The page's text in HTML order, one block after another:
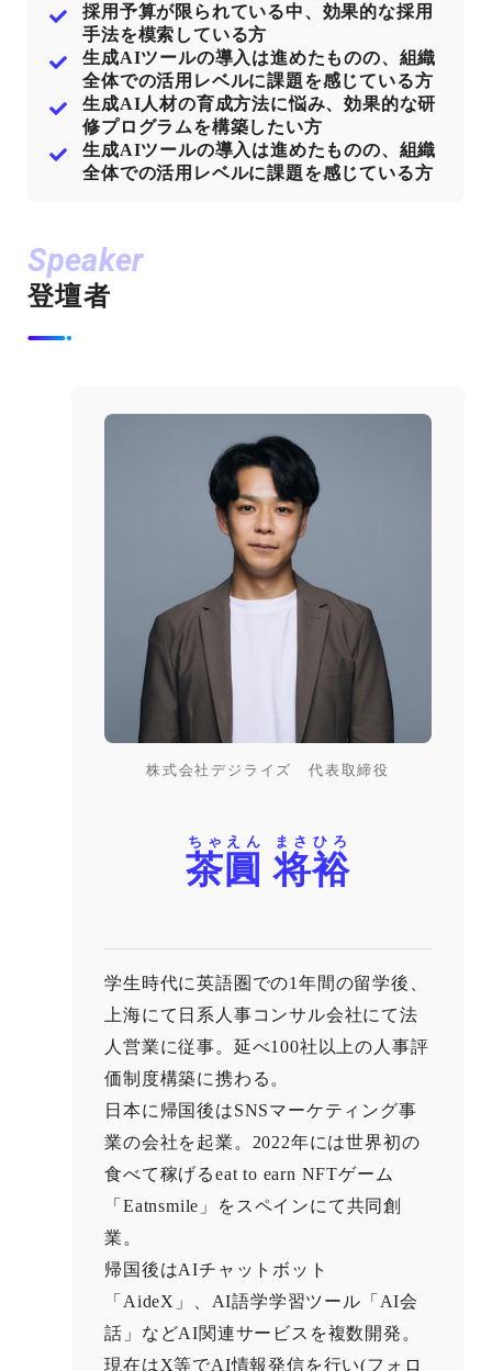
採用予算が限られている中、効果的な採用
手法を模索している方
生成AIツールの導入は進めたものの、組織
全体での活用レベルに課題を感じている方
生成AI人材の育成方法に悩み、効果的な研
修プログラムを構築したい方
生成AIツールの導入は進めたものの、組織
全体での活用レベルに課題を感じている方
Speaker
登壇者
株式会社デジライズ 代表取締役
茶圓 将裕
ちゃえん まさひろ
学生時代に英語圏での1年間の留学後、
上海にて日系人事コンサル会社にて法
人営業に従事。延べ100社以上の人事評
価制度構築に携わる。
日本に帰国後はSNSマーケティング事
業の会社を起業。2022年には世界初の
食べて稼げるeat to earn NFTゲーム
「Eatnsmile」をスペインにて共同創
業。
帰国後はAIチャットボット
「AideX」、AI語学学習ツール「AI会
話」などAI関連サービスを複数開発。
現在はX等でAI情報発信を行い(フォロ